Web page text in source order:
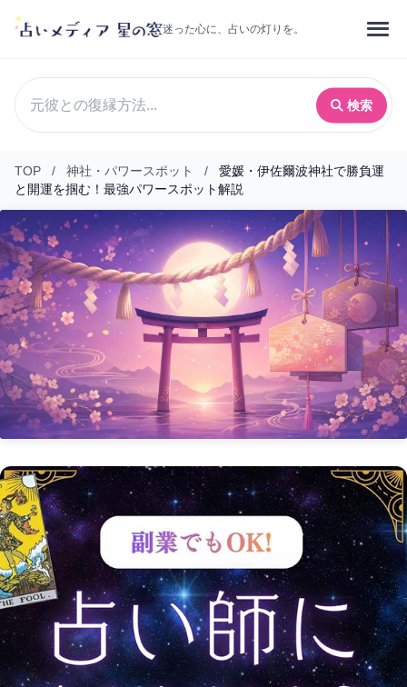
迷った心に、占いの灯りを。
検索
TOP / 神社・パワースポット /
愛媛・伊佐爾波神社で勝負運
と開運を掴む！最強パワースポット解説